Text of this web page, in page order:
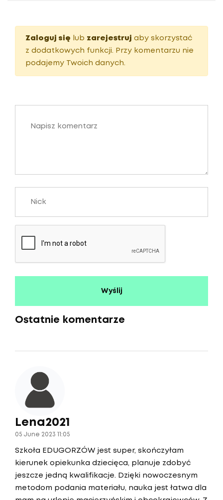
Zaloguj się lub zarejestruj aby skorzystać
z dodatkowych funkcji. Przy komentarzu nie
podajemy Twoich danych.
Ostatnie komentarze
Lena2021
05 June 2023 11:05
Szkoła EDUGORZÓW jest super, skończyłam
kierunek opiekunka dziecięca, planuje zdobyć
jeszcze jedną kwalifikacje. Dzięki nowoczesnym
metodom podania materiału, nauka jest łatwa dla